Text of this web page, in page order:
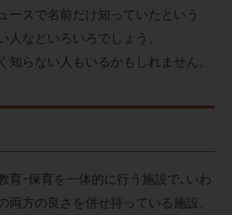
ースで名前だけ知っていたという
人などいろいろでしょう。
知らない人もいるかもしれません。
育･保育を一体的に行う施設で､いわ
両方の良さを併せ持っている施設。